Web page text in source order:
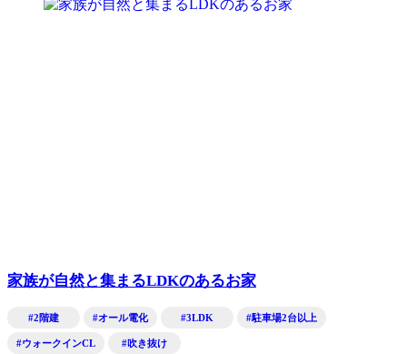
家族が自然と集まるLDKのあるお家
#2階建 #オール電化 #3LDK #駐車場2台以上
#ウォークインCL #吹き抜け